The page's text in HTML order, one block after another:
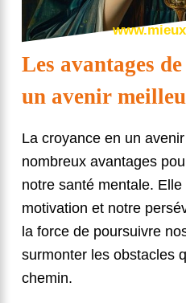
Les avantages
un avenir
La croyance en un
nombreux avantages
notre santé mentale.
motivation et notre
la force de poursuivre
surmonter les obstacles
chemin.